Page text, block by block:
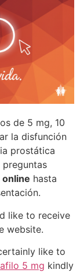
de 5 mg, 10
la disfunción
prostática
preguntas
hasta
like to receive
website.
like to
5 mg kindly